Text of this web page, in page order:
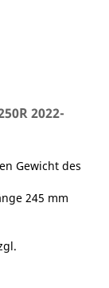
2022-
Gewicht des
245 mm